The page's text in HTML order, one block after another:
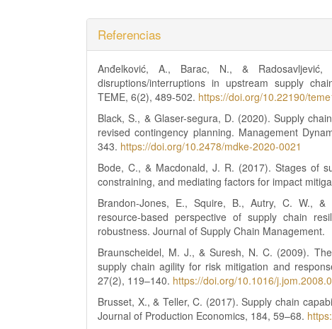
Referencias
Anđelković, A., Barac, N., &
disruptions/interruptions in upstream supply
TEME, 6(2), 489-502. https://doi.org/10.22190/
Black, S., & Glaser-segura, D. (2020). Supply
revised contingency planning. Management
343. https://doi.org/10.2478/mdke-2020-0021
Bode, C., & Macdonald, J. R. (2017). Stages of
constraining, and mediating factors for impact
Brandon-Jones, E., Squire, B., Autry, C. W.,
resource-based perspective of supply chain
robustness. Journal of Supply Chain Management.
Braunscheidel, M. J., & Suresh, N. C. (2009).
supply chain agility for risk mitigation and
27(2), 119–140. https://doi.org/10.1016/
Brusset, X., & Teller, C. (2017). Supply chain
Journal of Production Economics, 184, 59–68.